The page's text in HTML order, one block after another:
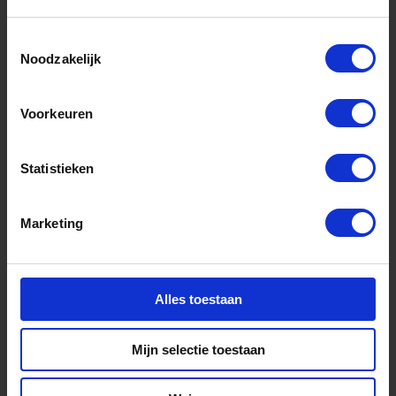
Noodzakelijk
Voorkeuren
Statistieken
Marketing
Alles toestaan
Mijn selectie toestaan
Energie uit biomassa
Meer informatie
Human Capital